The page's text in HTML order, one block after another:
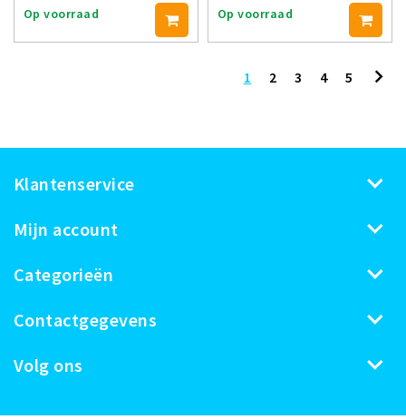
Op voorraad Op voorraad
1 2 3 4 5
Klantenservice
Mijn account
Categorieën
Contactgegevens
Volg ons